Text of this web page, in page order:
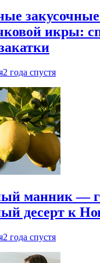
икры:
2 года спустя
манник —
десерт к
2 года спустя